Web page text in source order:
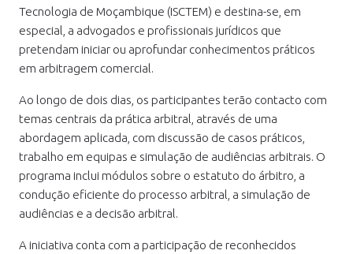
Tecnologia de Moçambique (ISCTEM) e destina-se, em
especial, a advogados e profissionais jurídicos que
pretendam iniciar ou aprofundar conhecimentos práticos
em arbitragem comercial.
Ao longo de dois dias, os participantes terão contacto com
temas centrais da prática arbitral, através de uma
abordagem aplicada, com discussão de casos práticos,
trabalho em equipas e simulação de audiências arbitrais. O
programa inclui módulos sobre o estatuto do árbitro, a
condução eficiente do processo arbitral, a simulação de
audiências e a decisão arbitral.
A iniciativa conta com a participação de reconhecidos